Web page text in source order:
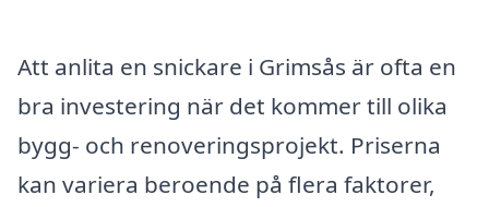
Att anlita en snickare i Grimsås är ofta en
bra investering när det kommer till olika
bygg- och renoveringsprojekt. Priserna
kan variera beroende på flera faktorer,